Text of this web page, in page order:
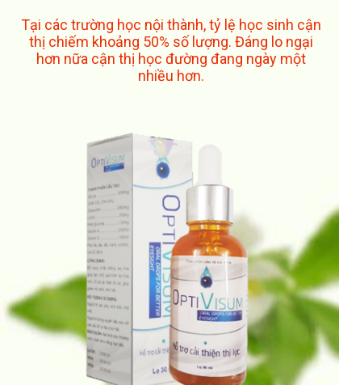
Tại các trường học nội thành, tỷ lệ học sinh cận
thị chiếm khoảng 50% số lượng. Đáng lo ngại
hơn nữa cận thị học đường đang ngày một
nhiều hơn.